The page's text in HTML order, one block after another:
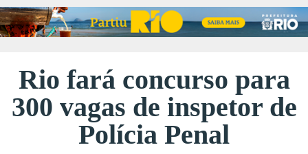
Rio fará concurso para
300 vagas de inspetor de
Polícia Penal